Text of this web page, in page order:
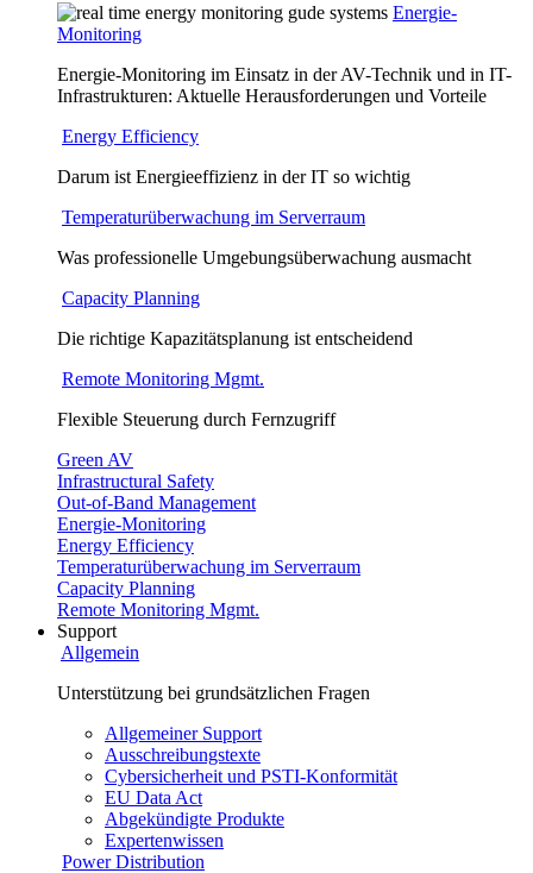
Energie-
Monitoring
Energie-Monitoring im Einsatz in der AV-Technik und in IT-
Infrastrukturen: Aktuelle Herausforderungen und Vorteile
Energy Efficiency
Darum ist Energieeffizienz in der IT so wichtig
Temperaturüberwachung im Serverraum
Was professionelle Umgebungsüberwachung ausmacht
Capacity Planning
Die richtige Kapazitätsplanung ist entscheidend
Remote Monitoring Mgmt.
Flexible Steuerung durch Fernzugriff
Green AV
Infrastructural Safety
Out-of-Band Management
Energie-Monitoring
Energy Efficiency
Temperaturüberwachung im Serverraum
Capacity Planning
Remote Monitoring Mgmt.
Support
Allgemein
Unterstützung bei grundsätzlichen Fragen
Allgemeiner Support
Ausschreibungstexte
Cybersicherheit und PSTI-Konformität
EU Data Act
Abgekündigte Produkte
Expertenwissen
Power Distribution